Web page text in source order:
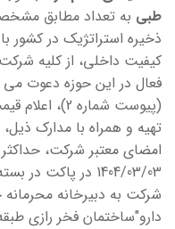
طبی
ذخیره استراتژیک در کشور
کیفیت داخلی، از کلیه
فعال در این حوزه دعوت
(پیوست شماره
تهیه و همراه با مدارک
امضای معتبر شرکت،
1404/03/03 در
شرکت به دبیرخانه
دارو"ساختمان فخر رازی